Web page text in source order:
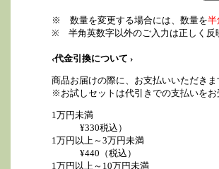
※ 数量を変更する場合には、数量を半
※ 半角英数字以外のご入力は正しく反
‹代金引換について ›
商品お届けの際に、お支払いいただき
※お試しセットは代引きでの支払いを
1万円未満
¥330税込）
1万円以上～3万円未満
¥440（税込）
1万円以上～10万円未満